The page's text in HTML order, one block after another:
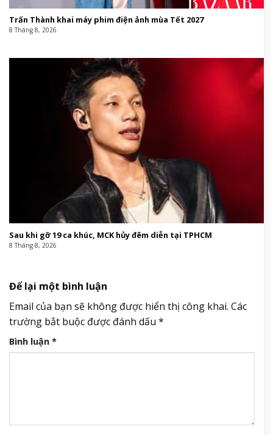
Trấn Thành khai máy phim điện ảnh mùa Tết 2027
8 Tháng 8, 2026
Sau khi gỡ 19 ca khúc, MCK hủy đêm diễn tại TPHCM
8 Tháng 8, 2026
Để lại một bình luận
Email của bạn sẽ không được hiển thị công khai. Các
trường bắt buộc được đánh dấu *
Bình luận *